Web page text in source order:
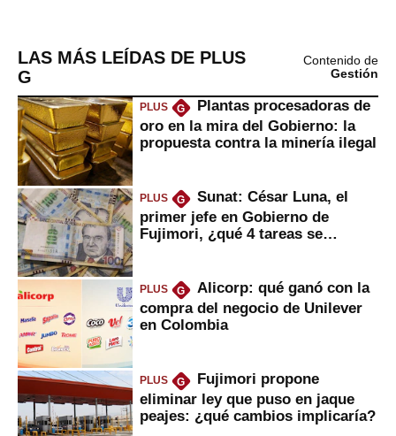
LAS MÁS LEÍDAS DE PLUS
G
Contenido de
Gestión
PLUS G
Plantas procesadoras de
oro en la mira del Gobierno: la
propuesta contra la minería ilegal
PLUS G
Sunat: César Luna, el
primer jefe en Gobierno de
Fujimori, ¿qué 4 tareas se
PLUS G
Alicorp: qué ganó con la
compra del negocio de Unilever
en Colombia
PLUS G
Fujimori propone
eliminar ley que puso en jaque
peajes: ¿qué cambios implicaría?